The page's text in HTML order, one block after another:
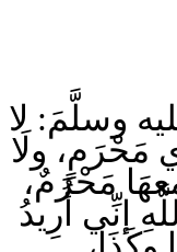
وسلَّمَ: لا
مَحْرَمٍ، ولَا
مَحْرَمٌ،
إنِّي أُرِيدُ